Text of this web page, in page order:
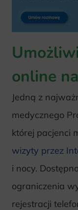
online
Jedną z
medycznego
której pacjenci
wizyty przez
i nocy.
ograniczenia
rejestracji